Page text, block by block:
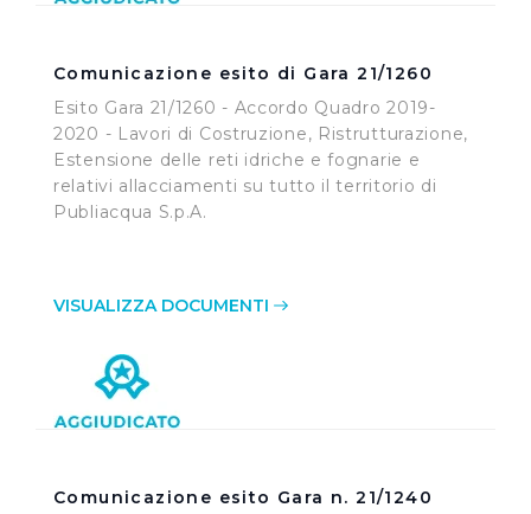
Comunicazione esito di Gara 21/1260
Esito Gara 21/1260 - Accordo Quadro 2019-
2020 - Lavori di Costruzione, Ristrutturazione,
Estensione delle reti idriche e fognarie e
relativi allacciamenti su tutto il territorio di
Publiacqua S.p.A.
VISUALIZZA DOCUMENTI
Comunicazione esito Gara n. 21/1240